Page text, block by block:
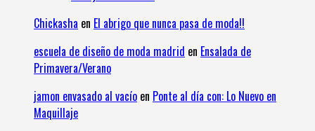
Chickasha en El abrigo que nunca pasa de moda!!
escuela de diseño de moda madrid en Ensalada de
Primavera/Verano
jamon envasado al vacío en Ponte al día con: Lo Nuevo en
Maquillaje